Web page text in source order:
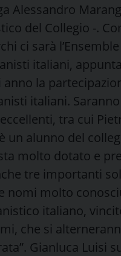
Alessandro
del Collegio -.
ci sarà
italiani,
anno la
italiani.
tra cui
un alunno del
molto dotato e
tre importanti
nomi molto
italiano,
che si
Gianluca Luisi